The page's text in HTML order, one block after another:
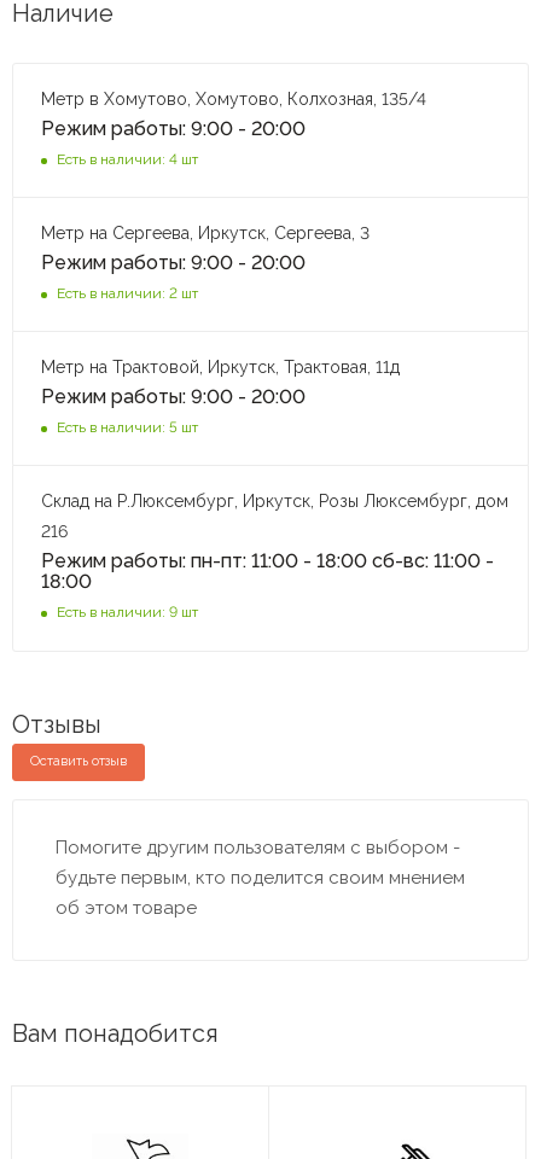
Наличие
Метр в Хомутово, Хомутово, Колхозная, 135/4
Режим работы: 9:00 - 20:00
Есть в наличии: 4 шт
Метр на Сергеева, Иркутск, Сергеева, 3
Режим работы: 9:00 - 20:00
Есть в наличии: 2 шт
Метр на Трактовой, Иркутск, Трактовая, 11д
Режим работы: 9:00 - 20:00
Есть в наличии: 5 шт
Склад на Р.Люксембург, Иркутск, Розы Люксембург, дом
216
Режим работы: пн-пт: 11:00 - 18:00 сб-вс: 11:00 -
18:00
Есть в наличии: 9 шт
Отзывы
Оставить отзыв
Помогите другим пользователям с выбором -
будьте первым, кто поделится своим мнением
об этом товаре
Вам понадобится